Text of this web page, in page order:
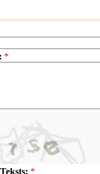
*
*